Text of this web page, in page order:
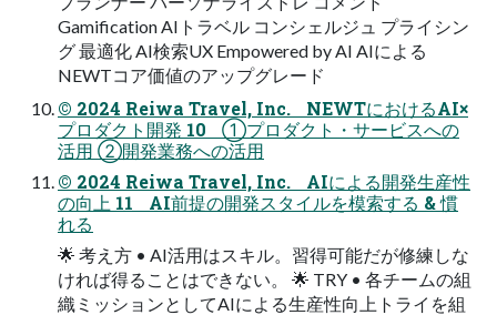
Gamification AIトラベル コンシェルジュ プライシン
グ 最適化 AI検索UX Empowered by AI AIによる
NEWTコア価値のアップグレード
© 2024 Reiwa Travel, Inc. NEWTにおけるAI×
プロダクト開発 10 ①プロダクト・サービスへの
活用 ②開発業務への活用
© 2024 Reiwa Travel, Inc. AIによる開発⽣産性
の向上 11 AI前提の開発スタイルを模索する & 慣
れる
🌟 考え方 • AI活用はスキル。習得可能だが修練しな
ければ得ることはできない。 🌟 TRY • 各チームの組
織ミッションとしてAIによる生産性向上トライを組